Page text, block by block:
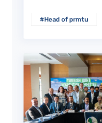
#Head of prmtu